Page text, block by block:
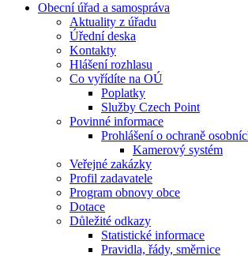
Obecní úřad a samospráva
Aktuality z úřadu
Úřední deska
Kontakty
Hlášení rozhlasu
Co vyřídíte na OÚ
Poplatky
Služby Czech Point
Povinné informace
Prohlášení o ochraně
Kamerový systém
Veřejné zakázky
Profil zadavatele
Program obnovy obce
Dotace
Důležité odkazy
Statistické informace
Pravidla, řády, směrnice